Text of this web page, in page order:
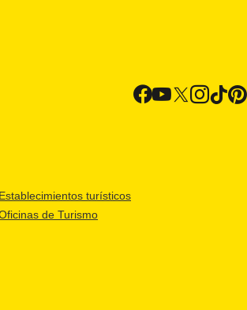
Establecimientos turísticos
de Turismo